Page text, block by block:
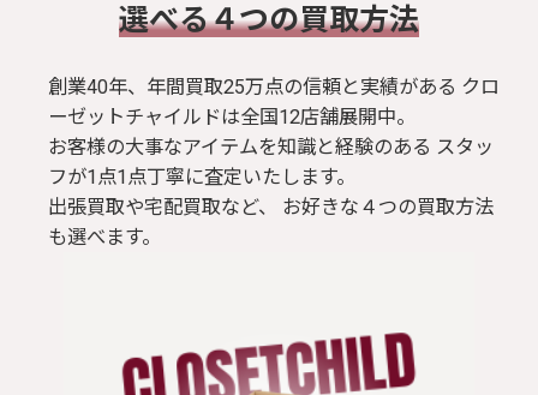
​選べる４つの買取方法
創業40年、年間買取25万点の信頼と実績がある クロ
ーゼットチャイルドは全国12店舗展開中。
お客様の大事なアイテムを知識と経験のある スタッ
フが1点1点丁寧に査定いたします。
出張買取や宅配買取など、 お好きな４つの買取方法
も選べます。